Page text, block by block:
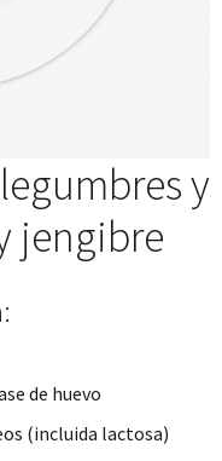
y
jengibre
de huevo
(incluida lactosa)